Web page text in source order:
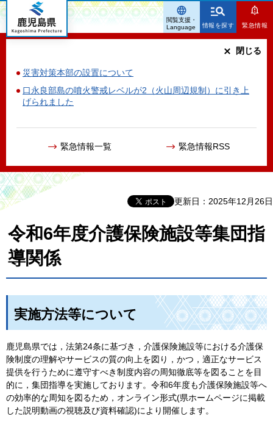
鹿児島県
情報を探す 緊急情報
災害対策本部の設置について
口永良部島の噴火警戒レベルが2（火山周辺規制）に引き上
げられました
緊急情報一覧 緊急情報RSS
閉じる
閲覧支援・
Language
更新日：2025年12月26日
令和6年度介護保険施設等集団指
導関係
実施方法等について
鹿児島県では，法第24条に基づき，介護保険施設等における介護保
険制度の理解やサービスの質の向上を図り，かつ，適正なサービス
提供を行うために遵守すべき制度内容の周知徹底等を図ることを目
的に，集団指導を実施しております。令和6年度も介護保険施設等へ
の効率的な周知を図るため，オンライン形式(県ホームページに掲載
した説明動画の視聴及び資料確認)により開催します。